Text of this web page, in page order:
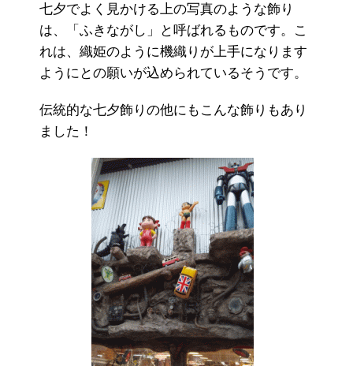
七夕でよく見かける上の写真のような飾り
は、「ふきながし」と呼ばれるものです。こ
れは、織姫のように機織りが上手になります
ようにとの願いが込められているそうです。
伝統的な七夕飾りの他にもこんな飾りもあり
ました！